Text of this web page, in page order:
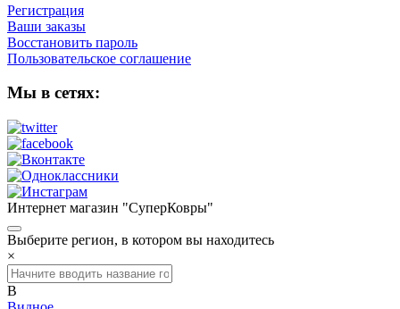
Регистрация
Ваши заказы
Восстановить пароль
Пользовательское соглашение
Мы в сетях:
Интернет магазин "СуперКовры"
Выберите регион, в котором вы находитесь
×
В